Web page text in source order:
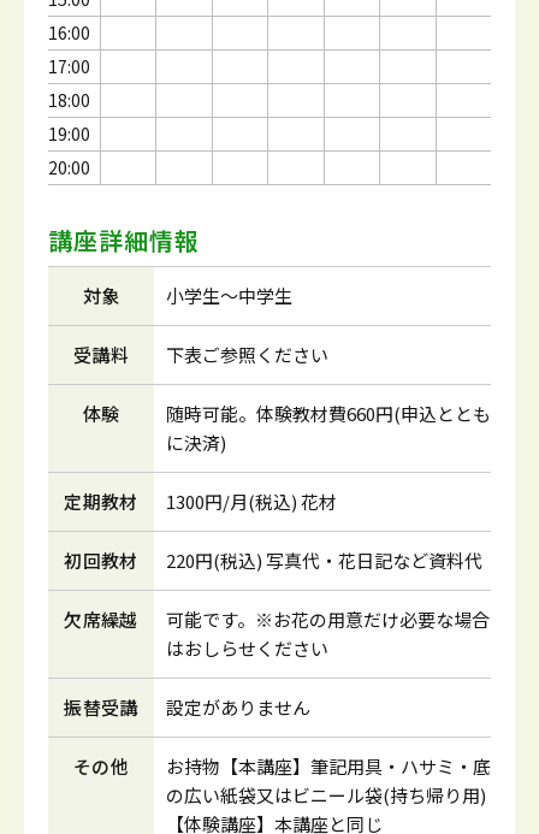
16:00
17:00
18:00
19:00
20:00
講座詳細情報
対象 小学生～中学生
受講料 下表ご参照ください
体験
随時可能。体験教材費660円(申込ととも
に決済)
定期教材 1300円/月(税込) 花材
初回教材 220円(税込) 写真代・花日記など資料代
欠席繰越
可能です。※お花の用意だけ必要な場合
はおしらせください
振替受講 設定がありません
その他
お持物【本講座】筆記用具・ハサミ・底
の広い紙袋又はビニール袋(持ち帰り用)
【体験講座】本講座と同じ